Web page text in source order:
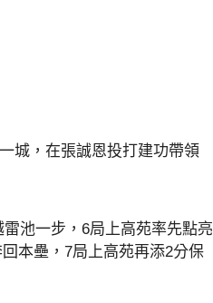
城，在張誠恩投打建功帶領
池一步，6局上高苑率先點亮
本壘，7局上高苑再添2分保